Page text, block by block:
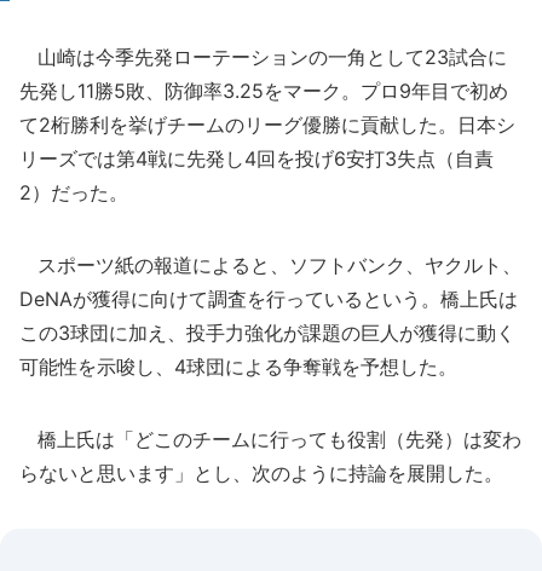
山崎は今季先発ローテーションの一角として23試合に
先発し11勝5敗、防御率3.25をマーク。プロ9年目で初め
て2桁勝利を挙げチームのリーグ優勝に貢献した。日本シ
リーズでは第4戦に先発し4回を投げ6安打3失点（自責
2）だった。
スポーツ紙の報道によると、ソフトバンク、ヤクルト、
DeNAが獲得に向けて調査を行っているという。橋上氏は
この3球団に加え、投手力強化が課題の巨人が獲得に動く
可能性を示唆し、4球団による争奪戦を予想した。
橋上氏は「どこのチームに行っても役割（先発）は変わ
らないと思います」とし、次のように持論を展開した。